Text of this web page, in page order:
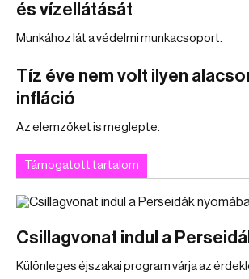
és vízellátását
Munkához lát a védelmi munkacsoport.
Tíz éve nem volt ilyen
infláció
Az elemzőket is meglepte.
Támogatott tartalom
Csillagvonat indul a
Különleges éjszakai program várja az